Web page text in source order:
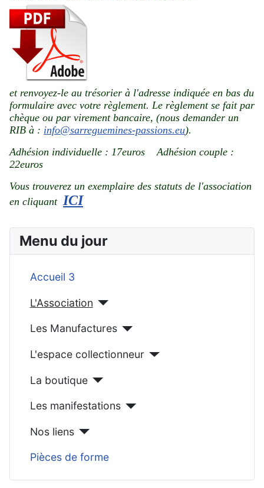
Menu du jour
Accueil 3
L'Association
Les Manufactures
L'espace collectionneur
La boutique
Les manifestations
Nos liens
Pièces de forme
et renvoyez-le au trésorier à l'adresse indiquée en bas du
formulaire avec votre règlement. Le règlement se fait par
chèque ou par virement bancaire, (nous demander un
RIB à : info@sarreguemines-passions.eu).
Adhésion individuelle : 17euros Adhésion couple :
22euros
Vous trouverez un exemplaire des statuts de l'association
en cliquantICI